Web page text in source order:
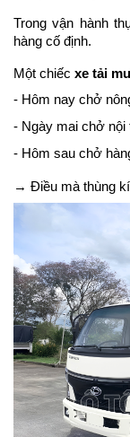
Trong vận hành
hàng cố định.
Một chiếc xe tải
- Hôm nay chở
- Ngày mai chở nội
- Hôm sau chở
→ Điều mà thùng